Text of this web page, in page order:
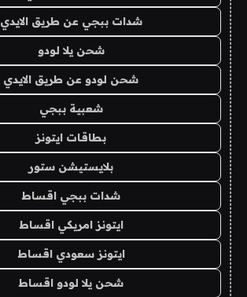
شدات ببجي عن طريق الايدي
شحن يلا لودو
شحن لودو عن طريق الايدي
شعبية ببجي
بطاقات ايتونز
بلايستيشن ستور
شدات ببجي اقساط
ايتونز امريكي اقساط
ايتونز سعودي اقساط
شحن يلا لودو اقساط